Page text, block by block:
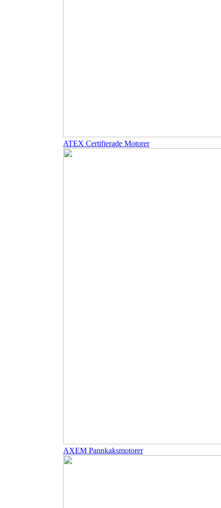
ATEX Certifierade Motorer
AXEM Pannkaksmotorer